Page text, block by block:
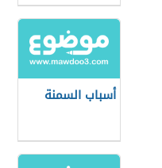
أسباب السمنة